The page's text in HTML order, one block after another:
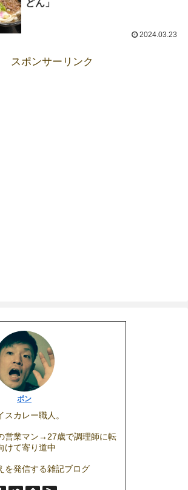
どん」
2024.03.23
スポンサーリンク
ボン
カレー職人。
営業マン→27歳で調理師に転
けて寄り道中
を発信する雑記ブログ